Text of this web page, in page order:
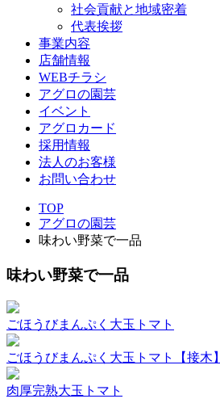
社会貢献と地域密着
代表挨拶
事業内容
店舗情報
WEBチラシ
アグロの園芸
イベント
アグロカード
採用情報
法人のお客様
お問い合わせ
TOP
アグロの園芸
味わい野菜で一品
味わい野菜で一品
ごほうびまんぷく大玉トマト
ごほうびまんぷく大玉トマト【接木】
肉厚完熟大玉トマト